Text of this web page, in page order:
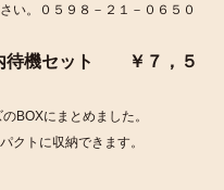
い。０５９８－２１－０６５０
待機セット ￥７，５
BOXにまとめました。
クトに収納できます。